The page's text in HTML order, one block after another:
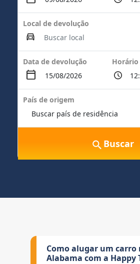
Local de devolução
Data de devolução Horário
País de origem
Buscar
Como alugar um carro
Alabama com a Happy